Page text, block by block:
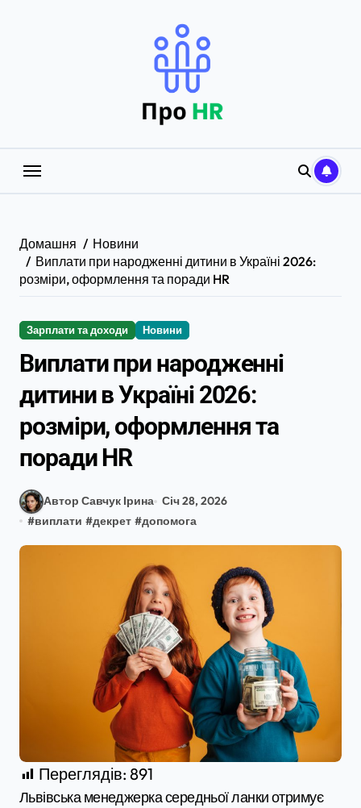
Домашня
Новини
Виплати при народженні дитини в Україні 2026:
розміри, оформлення та поради HR
Зарплати та доходи Новини
Виплати при народженні
дитини в Україні 2026:
розміри, оформлення та
поради HR
Автор Савчук Ірина Січ 28, 2026
#виплати #декрет #допомога
Переглядів: 891
Львівська менеджерка середньої ланки отримує